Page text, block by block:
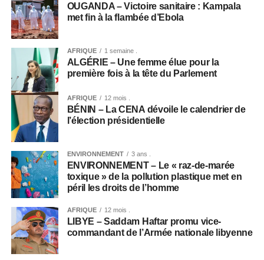
OUGANDA – Victoire sanitaire : Kampala
met fin à la flambée d’Ebola
AFRIQUE 1 semaine .
ALGÉRIE – Une femme élue pour la
première fois à la tête du Parlement
AFRIQUE 12 mois .
BÉNIN – La CENA dévoile le calendrier de
l’élection présidentielle
ENVIRONNEMENT 3 ans .
ENVIRONNEMENT – Le « raz-de-marée
toxique » de la pollution plastique met en
péril les droits de l’homme
AFRIQUE 12 mois .
LIBYE – Saddam Haftar promu vice-
commandant de l’Armée nationale libyenne